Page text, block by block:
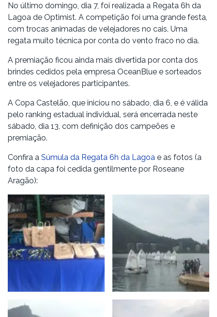
No último domingo, dia 7, foi realizada a Regata 6h da
Lagoa de Optimist. A competição foi uma grande festa,
com trocas animadas de velejadores no cais. Uma
regata muito técnica por conta do vento fraco no dia.
A premiação ficou ainda mais divertida por conta dos
brindes cedidos pela empresa OceanBlue e sorteados
entre os velejadores participantes.
A Copa Castelão, que iniciou no sábado, dia 6, e é válida
pelo ranking estadual individual, será encerrada neste
sábado, dia 13, com definição dos campeões e
premiação.
Confira a Súmula da Regata 6h da Lagoa e as fotos (a
foto da capa foi cedida gentilmente por Roseane
Aragão):